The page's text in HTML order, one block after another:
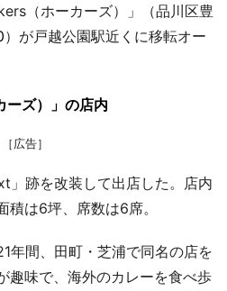
（ホーカーズ）」（品川区豊
）が戸越公園駅近くに移転オー
ーズ）」の店内
［広告］
跡を改装して出店した。店内
積は6坪、席数は6席。
年間、田町・芝浦で同名の店を
趣味で、海外のカレーを食べ歩